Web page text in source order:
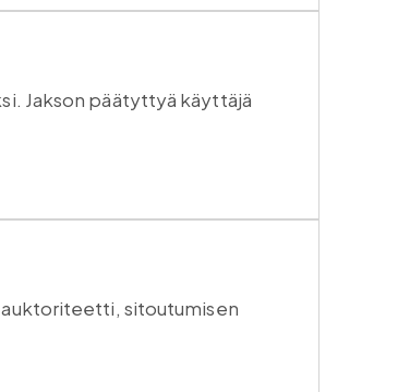
Jakson päätyttyä käyttäjä
auktoriteetti, sitoutumisen